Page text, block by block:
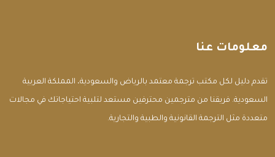
معلومات عنا
تقدم دليل لكل مكتب ترجمة معتمد بالرياض والسعودية، المملكة العربية
السعودية. فريقنا من مترجمين محترفين مستعد لتلبية احتياجاتك في مجالات
متعددة مثل الترجمة القانونية والطبية والتجارية.